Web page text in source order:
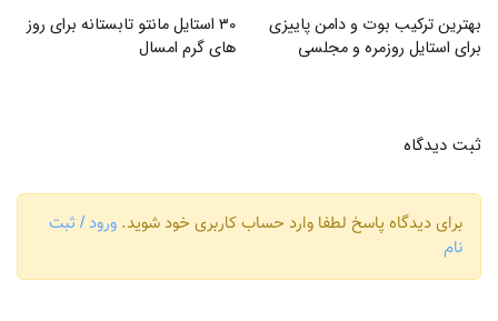
بهترین ترکیب بوت و دامن پاییزی
برای استایل روزمره و مجلسی
30 استایل مانتو تابستانه برای روز
های گرم امسال
ثبت دیدگاه
برای دیدگاه پاسخ لطفا وارد حساب کاربری خود شوید. ورود / ثبت
نام